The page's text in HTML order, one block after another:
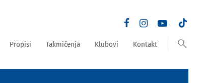
Propisi Takmičenja Klubovi Kontakt search